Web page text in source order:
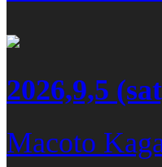
2026,9,5
Macoto